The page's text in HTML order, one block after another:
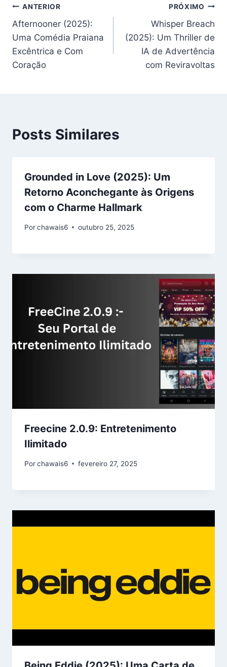
Navegação
de
Post
ANTERIOR
Afternooner (2025):
Uma Comédia Praiana
Excêntrica e Com
Coração
PRÓXIMO
Whisper Breach
(2025): Um Thriller de
IA de Advertência
com Reviravoltas
Posts Similares
Grounded in Love (2025): Um
Retorno Aconchegante às Origens
com o Charme Hallmark
Porchawais6 outubro 25, 2025
Freecine 2.0.9: Entretenimento
Ilimitado
Porchawais6 fevereiro 27, 2025